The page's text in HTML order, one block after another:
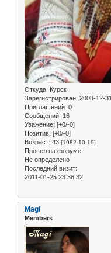
Откуда: Курск
Зарегистрирован: 2008-12-31
Приглашений: 0
Сообщений: 16
Уважение: [+0/-0]
Позитив: [+0/-0]
Возраст: 43 [1982-10-19]
Провел на форуме:
Не определено
Последний визит:
2011-01-25 23:36:32
Magi
Members